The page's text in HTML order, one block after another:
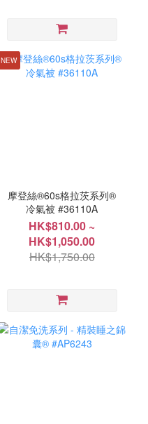
NEW
摩登絲®60s格拉茨系列®
冷氣被 #36110A
HK$810.00 ~
HK$1,050.00
HK$1,750.00